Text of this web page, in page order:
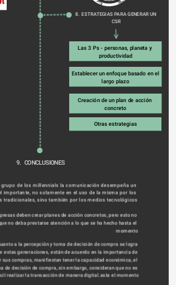
8.  ESTRATEGIAS PARA GENERAR UN
CSR
Las 3 Ps - personas, planeta y
productividad
Establecer un enfoque basado en el
largo plazo
Creación de un plan de acción
concreto
Otras estrategias
9.  CONCLUSIONES
grupo de los millennials la comunicación desempeña un
importante, no solamente en el uso de la misma por los
tradicionales, sino también por los medios tecnológicos
deben crear planes de acción concretos, pero esto no
no deba prestarse atención a lo que se ha hecho hasta el
momento
a la percepción y toma de decisión de compra se logra
estas generaciones, están de acuerdo en la importancia de
sus compras, manifiestan tener la capacidad económica, el
de decisión de compra, sin embargo, consideran que no es
realizar la transacción de manera digital.asta el momento